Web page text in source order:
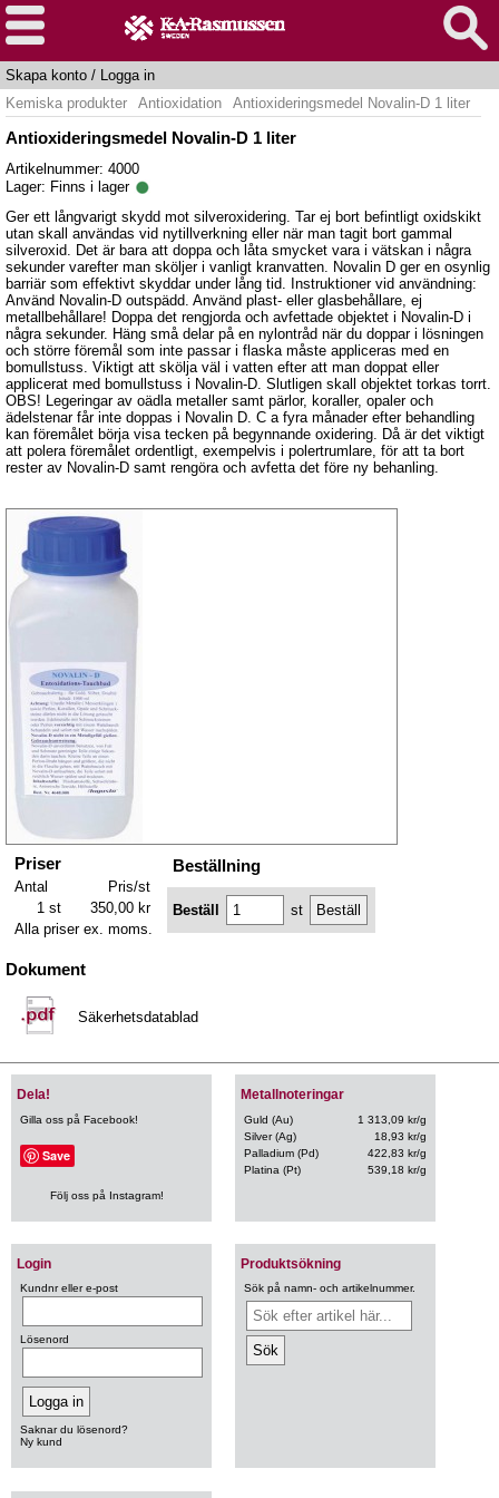
Skapa konto / Logga in
Kemiska produkter
Antioxidation Antioxideringsmedel Novalin-D 1 liter
Antioxideringsmedel Novalin-D 1 liter
Artikelnummer: 4000
Lager: Finns i lager
Ger ett långvarigt skydd mot silveroxidering. Tar ej bort befintligt oxidskikt
utan skall användas vid nytillverkning eller när man tagit bort gammal
silveroxid. Det är bara att doppa och låta smycket vara i vätskan i några
sekunder varefter man sköljer i vanligt kranvatten. Novalin D ger en osynlig
barriär som effektivt skyddar under lång tid. Instruktioner vid användning:
Använd Novalin-D outspädd. Använd plast- eller glasbehållare, ej
metallbehållare! Doppa det rengjorda och avfettade objektet i Novalin-D i
några sekunder. Häng små delar på en nylontråd när du doppar i lösningen
och större föremål som inte passar i flaska måste appliceras med en
bomullstuss. Viktigt att skölja väl i vatten efter att man doppat eller
applicerat med bomullstuss i Novalin-D. Slutligen skall objektet torkas torrt.
OBS! Legeringar av oädla metaller samt pärlor, koraller, opaler och
ädelstenar får inte doppas i Novalin D. C a fyra månader efter behandling
kan föremålet börja visa tecken på begynnande oxidering. Då är det viktigt
att polera föremålet ordentligt, exempelvis i polertrumlare, för att ta bort
rester av Novalin-D samt rengöra och avfetta det före ny behanling.
Priser
Antal
Pris/st
1 st
350,00 kr
Alla priser ex. moms.
Beställning
Beställ st
Dokument
Säkerhetsdatablad
Metallnoteringar
Guld (Au)
1 313,09 kr/g
Silver (Ag)
18,93 kr/g
Palladium (Pd)
422,83 kr/g
Platina (Pt)
539,18 kr/g
Login
Kundnr eller e-post
Lösenord
Saknar du lösenord?
Ny kund
Produktsökning
Sök på namn- och artikelnummer.
Dela!
Gilla oss på Facebook!
Save
Följ oss på Instagram!